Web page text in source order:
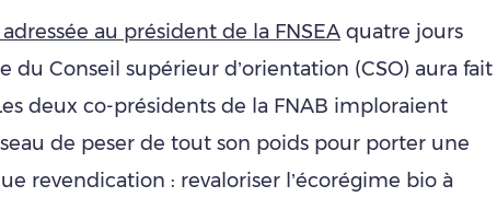
au président de la FNSEA quatre jours
du Conseil supérieur d’orientation (CSO) aura fait
deux co-présidents de la FNAB imploraient
de peser de tout son poids pour porter une
revendication : revaloriser l’écorégime bio à